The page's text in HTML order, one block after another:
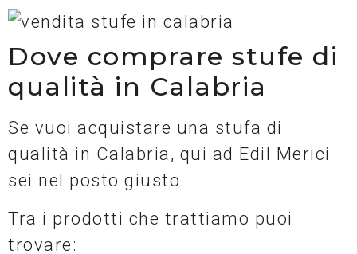
Dove comprare stufe di
qualità in Calabria
Se vuoi acquistare una stufa di
qualità in Calabria, qui ad Edil Merici
sei nel posto giusto.
Tra i prodotti che trattiamo puoi
trovare: